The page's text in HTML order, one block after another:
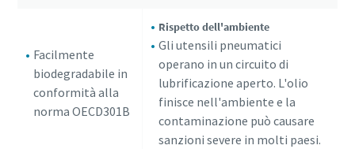
Facilmente
biodegradabile in
conformità alla
norma OECD301B
Rispetto dell'ambiente
Gli utensili pneumatici
operano in un circuito di
lubrificazione aperto. L'olio
finisce nell'ambiente e la
contaminazione può causare
sanzioni severe in molti paesi.